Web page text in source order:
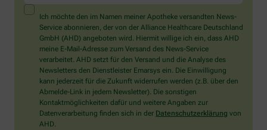
ein
Mensch?
Dann
wählen
Sie
bitte
die
Flagge.
Ich möchte den im Namen meiner Apotheke versandten News-
Service abonnieren, der von der Alliance Healthcare Deutschland
GmbH (AHD) angeboten wird. Hiermit willige ich ein, dass AHD
meine E-Mail-Adresse zum Versand des News-Service
verarbeitet. AHD setzt für den Versand und die Analyse des
Newsletters den Dienstleister Emarsys ein. Die Einwilligung
kann jederzeit für die Zukunft widerrufen werden (z.B. über den
Abmelde-Link in jedem Newsletter). Die sonstigen
Kontaktmöglichkeiten dafür und weitere Angaben zur
Datenverarbeitung finden sich in der Datenschutzerklärung von
AHD.